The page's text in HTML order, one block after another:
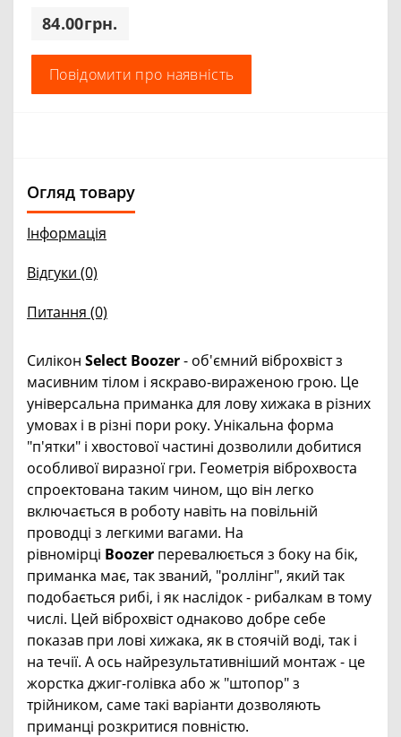
84.00грн.
Повідомити про наявність
Огляд товару
Інформація
Відгуки (0)
Питання (0)
Силікон Select Boozer- об'ємний віброхвіст з
масивним тілом і яскраво-вираженою грою. Це
універсальна приманка для лову хижака в різних
умовах і в різні пори року. Унікальна форма
"п'ятки" і хвостової частині дозволили добитися
особливої ​​виразної гри. Геометрія віброхвоста
спроектована таким чином, що він легко
включається в роботу навіть на повільній
проводці з легкими вагами. На
рівномірці Boozer перевалюється з боку на бік,
приманка має, так званий, "роллінг", який так
подобається рибі, і як наслідок - рибалкам в тому
числі. Цей віброхвіст однаково добре себе
показав при лові хижака, як в стоячій воді, так і
на течії. А ось найрезультативніший монтаж - це
жорстка джиг-голівка або ж "штопор" з
трійником, саме такі варіанти дозволяють
приманці розкритися повністю.